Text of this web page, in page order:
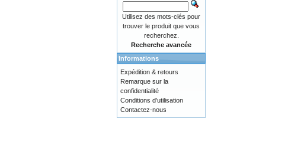
Utilisez des mots-clés pour
trouver le produit que vous
recherchez.
Recherche avancée
Informations
Expédition & retours
Remarque sur la
confidentialité
Conditions d'utilisation
Contactez-nous